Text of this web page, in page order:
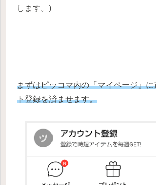
します。)
まずはピッコマ内の『マイページ』
ト登録を済ませます。